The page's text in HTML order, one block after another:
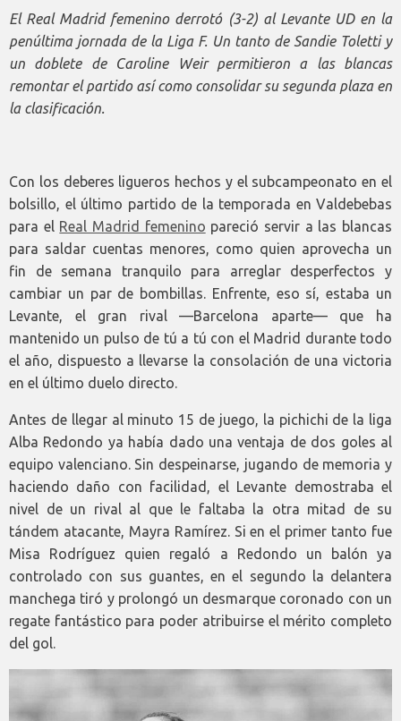
El Real Madrid femenino derrotó (3-2) al Levante UD en la
penúltima jornada de la Liga F. Un tanto de Sandie Toletti y
un doblete de Caroline Weir permitieron a las blancas
remontar el partido así como consolidar su segunda plaza en
la clasificación.
Con los deberes ligueros hechos y el subcampeonato en el
bolsillo, el último partido de la temporada en Valdebebas
para el Real Madrid femenino pareció servir a las blancas
para saldar cuentas menores, como quien aprovecha un
fin de semana tranquilo para arreglar desperfectos y
cambiar un par de bombillas. Enfrente, eso sí, estaba un
Levante, el gran rival —Barcelona aparte— que ha
mantenido un pulso de tú a tú con el Madrid durante todo
el año, dispuesto a llevarse la consolación de una victoria
en el último duelo directo.
Antes de llegar al minuto 15 de juego, la pichichi de la liga
Alba Redondo ya había dado una ventaja de dos goles al
equipo valenciano. Sin despeinarse, jugando de memoria y
haciendo daño con facilidad, el Levante demostraba el
nivel de un rival al que le faltaba la otra mitad de su
tándem atacante, Mayra Ramírez. Si en el primer tanto fue
Misa Rodríguez quien regaló a Redondo un balón ya
controlado con sus guantes, en el segundo la delantera
manchega tiró y prolongó un desmarque coronado con un
regate fantástico para poder atribuirse el mérito completo
del gol.